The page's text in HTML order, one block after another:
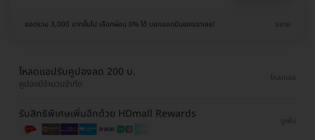
ยอดรวม 3,000 บาทขึ้นไป เลือกผ่อน 0% ได้ บอกแอดมินของเราเลย! ขยาย
โหลดแอปรับคูปองลด 200 บ.
คูปองมีจำนวนจำกัด
โหลดเลย
รับสิทธิพิเศษเพิ่มอีกด้วย HDmall Rewards
ดูเพิ่ม